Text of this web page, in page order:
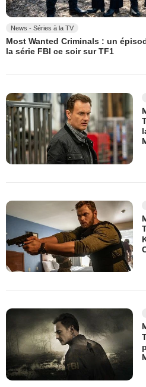
News - Séries à la TV
Most Wanted Criminals : un
la série FBI ce soir sur TF1